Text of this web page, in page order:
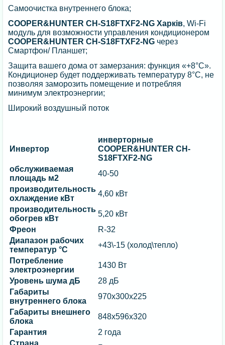
Самоочистка внутреннего блока;
COOPER&HUNTER CH-S18FTXF2-NG Харків, Wi-Fi
модуль для возможности управления кондиционером
COOPER&HUNTER CH-S18FTXF2-NG через
Смартфон/ Планшет;
Защита вашего дома от замерзания: функция «+8°С».
Кондиционер будет поддерживать температуру 8°С, не
позволяя заморозить помещение и потребляя
минимум электроэнергии;
Широкий воздушный поток
Инвертор
инверторные
COOPER&HUNTER CH-
S18FTXF2-NG
обслуживаемая
площадь м2
40-50
производительность
охлаждение кВт
4,60 кВт
производительность
обогрев кВт
5,20 кВт
Фреон
R-32
Диапазон рабочих
температур °C
+43\-15 (холод\тепло)
Потребление
электроэнергии
1430 Вт
Уровень шума дБ
28 дБ
Габариты
внутреннего блока
970x300x225
Габариты внешнего
блока
848x596x320
Гарантия
2 года